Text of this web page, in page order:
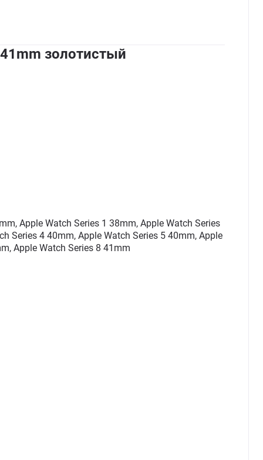
золотистый
Apple Watch Series 1 38mm, Apple Watch Series
Series 4 40mm, Apple Watch Series 5 40mm, Apple
Apple Watch Series 8 41mm